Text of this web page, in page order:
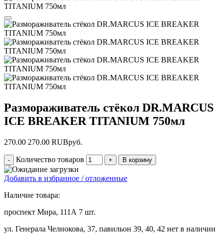
Размораживатель стёкол DR.MARCUS
ICE BREAKER TITANIUM 750мл
270.00 270.00 RUBруб.
Количество товаров
Добавить в избранное / отложенные
Наличие товара:
проспект Мира, 111А 7 шт.
ул. Генерала Челнокова, 37, павильон 39, 40, 42 нет в наличии